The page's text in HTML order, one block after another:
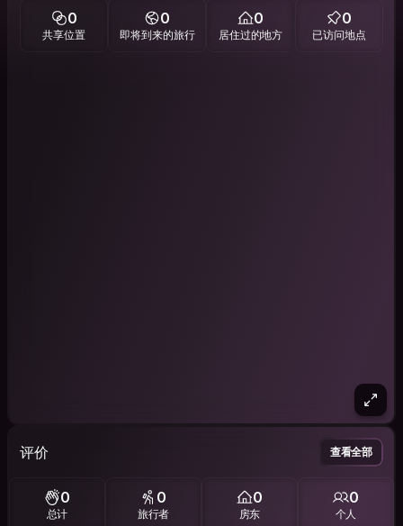
0
共享位置
0
即将到来的旅行
0
居住过的地方
0
已访问地点
评价 查看全部
0
总计
0
旅行者
0
房东
0
个人